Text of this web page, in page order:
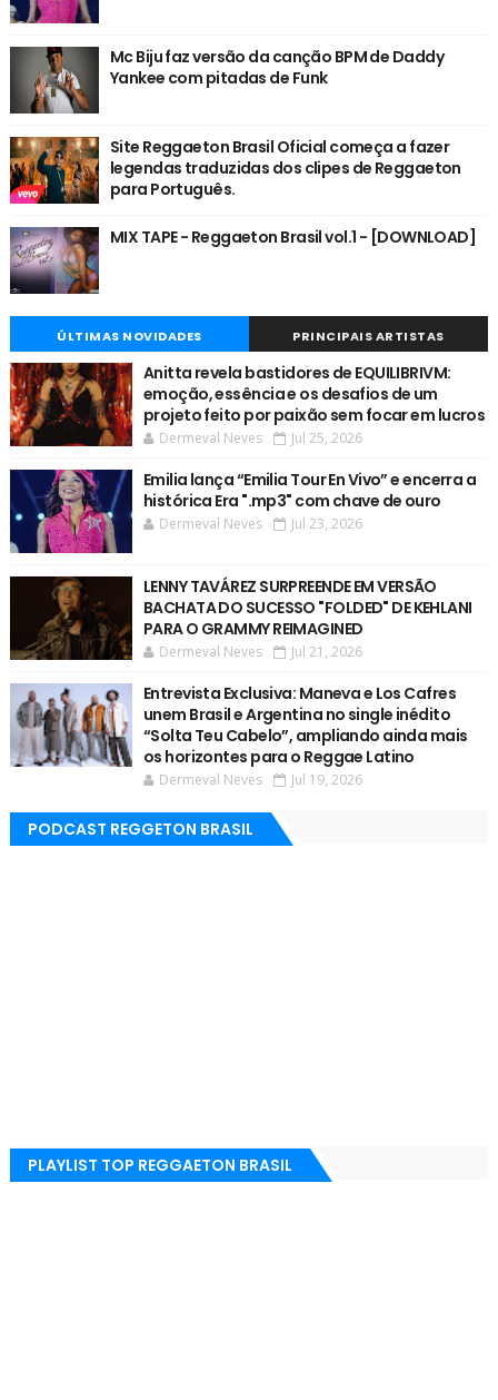
Mc Biju faz versão da canção BPM de Daddy
Yankee com pitadas de Funk
Site Reggaeton Brasil Oficial começa a fazer
legendas traduzidas dos clipes de Reggaeton
para Português.
MIX TAPE - Reggaeton Brasil vol.1 - [DOWNLOAD]
ÚLTIMAS NOVIDADES PRINCIPAIS ARTISTAS
Anitta revela bastidores de EQUILIBRIVM:
emoção, essência e os desafios de um
projeto feito por paixão sem focar em lucros
Dermeval Neves Jul 25, 2026
Emilia lança “Emilia Tour En Vivo” e encerra a
histórica Era ".mp3" com chave de ouro
Dermeval Neves Jul 23, 2026
LENNY TAVÁREZ SURPREENDE EM VERSÃO
BACHATA DO SUCESSO "FOLDED" DE KEHLANI
PARA O GRAMMY REIMAGINED
Dermeval Neves Jul 21, 2026
Entrevista Exclusiva: Maneva e Los Cafres
unem Brasil e Argentina no single inédito
“Solta Teu Cabelo”, ampliando ainda mais
os horizontes para o Reggae Latino
Dermeval Neves Jul 19, 2026
PODCAST REGGETON BRASIL
PLAYLIST TOP REGGAETON BRASIL